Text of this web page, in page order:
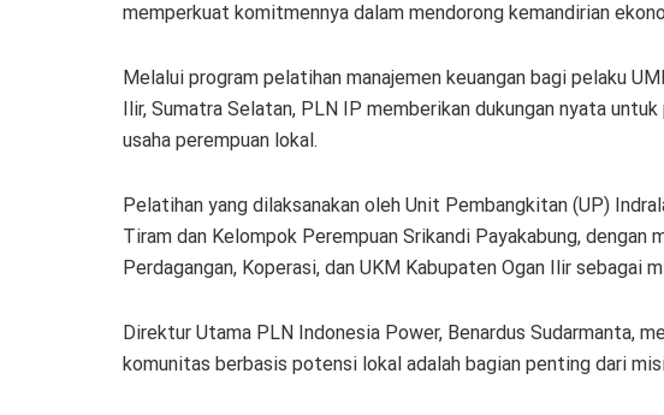
memperkuat komitmennya dalam mendorong kemandirian
Melalui program pelatihan manajemen keuangan bagi pelaku
Ilir, Sumatra Selatan, PLN IP memberikan dukungan nyata
usaha perempuan lokal.
Pelatihan yang dilaksanakan oleh Unit Pembangkitan (UP)
Tiram dan Kelompok Perempuan Srikandi Payakabung, dengan
Perdagangan, Koperasi, dan UKM Kabupaten Ogan Ilir sebagai
Direktur Utama PLN Indonesia Power, Benardus Sudarmanta,
komunitas berbasis potensi lokal adalah bagian penting dari